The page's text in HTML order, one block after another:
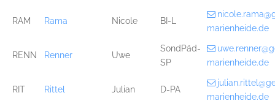
RAM Rama Nicole BI-L
marienheide.de
RENN Renner Uwe
SondPäd-
SP
marienheide.de
RIT Rittel Julian D-PA
marienheide.de